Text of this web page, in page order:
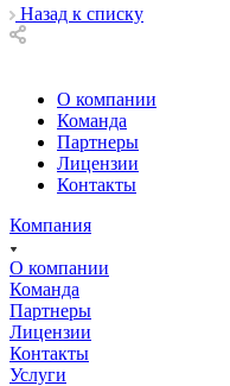
Назад к списку
О компании
Команда
Партнеры
Лицензии
Контакты
Компания
О компании
Команда
Партнеры
Лицензии
Контакты
Услуги